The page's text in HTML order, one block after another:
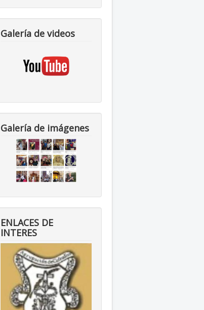
Galería de videos
Galería de imágenes
ENLACES DE
INTERES